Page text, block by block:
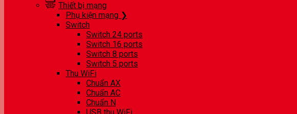
Thiết bị mạng
Phụ kiện mạng ❯
Switch
Switch 24 ports
Switch 16 ports
Switch 8 ports
Switch 5 ports
Thu WiFi
Chuẩn AX
Chuẩn AC
Chuẩn N